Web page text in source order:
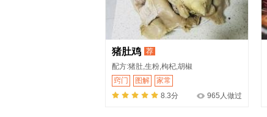
猪肚鸡 荐
配方:猪肚,生粉,枸杞,胡椒
窍门
图解
家常
8.3分
965人做过